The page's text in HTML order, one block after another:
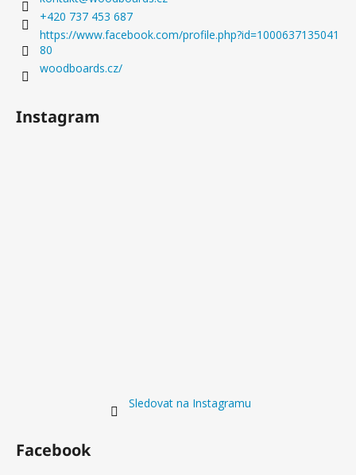
+420 737 453 687
https://www.facebook.com/profile.php?id=1000637135041
80
woodboards.cz/
Instagram
Sledovat na Instagramu
Facebook